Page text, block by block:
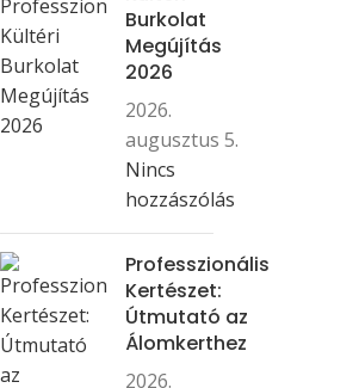
Burkolat
Megújítás
2026
2026.
augusztus 5.
Nincs
hozzászólás
Professzionális
Kertészet:
Útmutató az
Álomkerthez
2026.